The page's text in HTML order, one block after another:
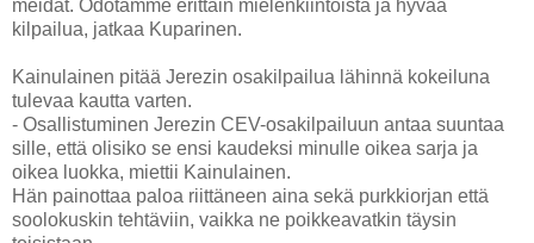
meidät. Odotamme erittäin mielenkiintoista ja hyvää
kilpailua, jatkaa Kuparinen.
Kainulainen pitää Jerezin osakilpailua lähinnä kokeiluna
tulevaa kautta varten.
- Osallistuminen Jerezin CEV-osakilpailuun antaa suuntaa
sille, että olisiko se ensi kaudeksi minulle oikea sarja ja
oikea luokka, miettii Kainulainen.
Hän painottaa paloa riittäneen aina sekä purkkiorjan että
soolokuskin tehtäviin, vaikka ne poikkeavatkin täysin